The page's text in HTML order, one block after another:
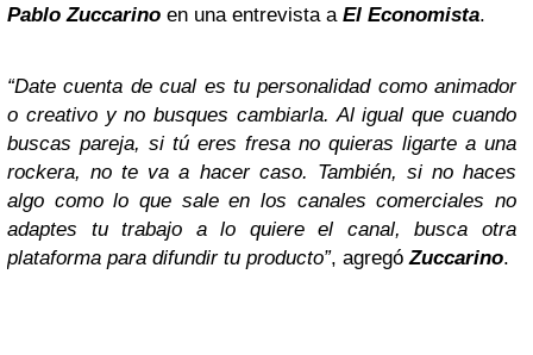
Pablo Zuccarino en una entrevista a El Economista.
“Date cuenta de cual es tu personalidad como animador
o creativo y no busques cambiarla. Al igual que cuando
buscas pareja, si tú eres fresa no quieras ligarte a una
rockera, no te va a hacer caso. También, si no haces
algo como lo que sale en los canales comerciales no
adaptes tu trabajo a lo quiere el canal, busca otra
plataforma para difundir tu producto”, agregóZuccarino.